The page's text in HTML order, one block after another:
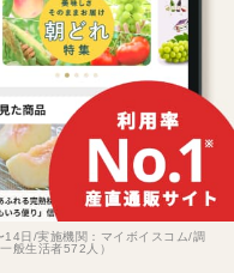
日/実施機関：マイボイスコム/調
般生活者572人）